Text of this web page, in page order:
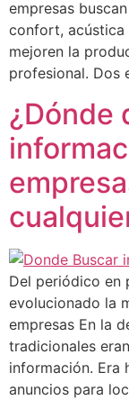
empresas
confort, acústica
mejoren la
profesional. Dos
¿Dónde
Del periódico en
evolucionado la
empresas En la
tradicionales
información. Era
anuncios para